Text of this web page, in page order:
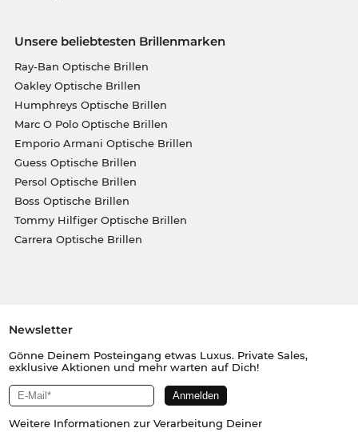
Unsere beliebtesten Brillenmarken
Ray-Ban Optische Brillen
Oakley Optische Brillen
Humphreys Optische Brillen
Marc O Polo Optische Brillen
Emporio Armani Optische Brillen
Guess Optische Brillen
Persol Optische Brillen
Boss Optische Brillen
Tommy Hilfiger Optische Brillen
Carrera Optische Brillen
Newsletter
Gönne Deinem Posteingang etwas Luxus. Private Sales,
exklusive Aktionen und mehr warten auf Dich!
Weitere Informationen zur Verarbeitung Deiner